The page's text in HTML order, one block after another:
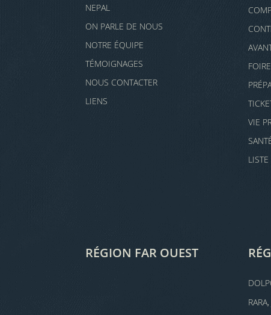
NEPAL
ON PARLE DE NOUS
NOTRE ÉQUIPE
TÉMOIGNAGES
NOUS CONTACTER
LIENS
VIE
RÉGION FAR OUEST